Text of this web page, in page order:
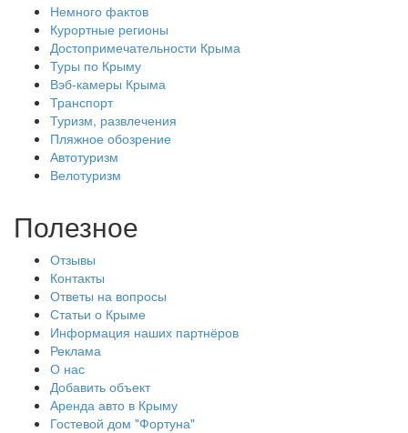
Немного фактов
Курортные регионы
Достопримечательности Крыма
Туры по Крыму
Вэб-камеры Крыма
Транспорт
Туризм, развлечения
Пляжное обозрение
Автотуризм
Велотуризм
Полезное
Отзывы
Контакты
Ответы на вопросы
Статьи о Крыме
Информация наших партнёров
Реклама
О нас
Добавить объект
Аренда авто в Крыму
Гостевой дом "Фортуна"